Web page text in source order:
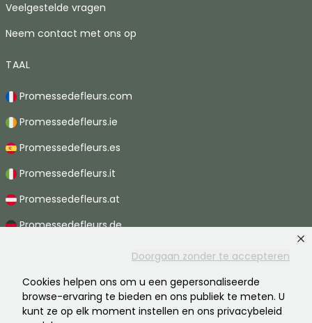
Doorgaan zonder te accepteren
Cookies helpen ons om u een gepersonaliseerde
browse-ervaring te bieden en ons publiek te meten. U
kunt ze op elk moment instellen en ons privacybeleid
Veelgestelde vragen
Neem contact met ons op
TAAL
Promessedefleurs.com
Promessedefleurs.ie
Promessedefleurs.es
Promessedefleurs.it
Promessedefleurs.at
Promessedefleurs.de
Promessedefleurs.pt
Promessedefleurs.ch